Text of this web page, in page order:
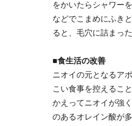
をかいたらシャワー
などでこまめにふき
ると、毛穴に詰まっ
■食生活の改善
ニオイの元となるア
こい食事を控えるこ
かえってニオイが強
のあるオレイン酸が